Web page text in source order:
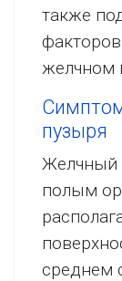
также
желчном
пузыря
Желчный
полым
среднем